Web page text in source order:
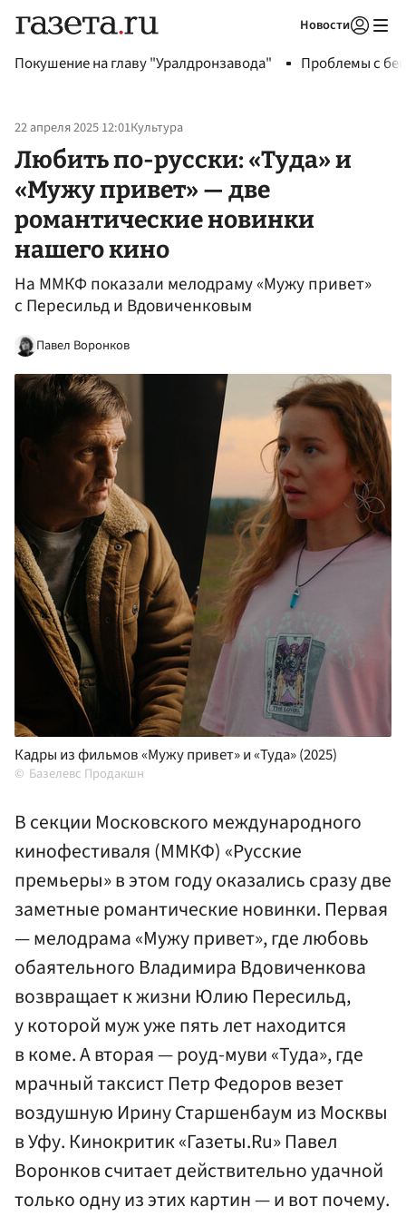
Новости
Покушение на главу "Уралдронзавода" Проблемы с
22 апреля 2025 12:01Культура
Любить по-русски: «Туда» и
«Мужу привет» — две
романтические новинки
нашего кино
На ММКФ показали мелодраму «Мужу привет»
с Пересильд и Вдовиченковым
Павел Воронков
Кадры из фильмов «Мужу привет» и «Туда» (2025)
Базелевс Продакшн
В секции Московского международного
кинофестиваля (ММКФ) «Русские
премьеры» в этом году оказались сразу две
заметные романтические новинки. Первая
— мелодрама «Мужу привет», где любовь
обаятельного Владимира Вдовиченкова
возвращает к жизни Юлию Пересильд,
у которой муж уже пять лет находится
в коме. А вторая — роуд-муви «Туда», где
мрачный таксист Петр Федоров везет
воздушную Ирину Старшенбаум из Москвы
в Уфу. Кинокритик «Газеты.Ru» Павел
Воронков считает действительно удачной
только одну из этих картин — и вот почему.